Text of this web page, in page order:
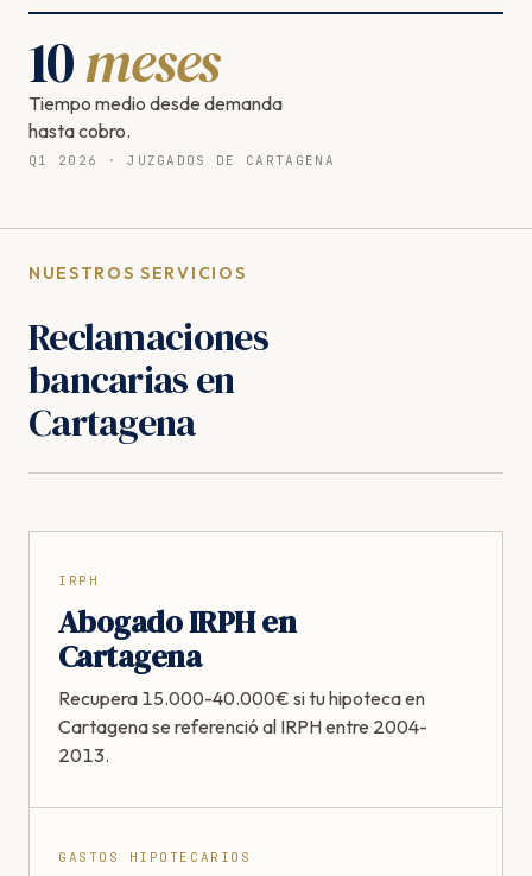
10meses
Tiempo medio desde demanda
hasta cobro.
Q1 2026 · JUZGADOS DE CARTAGENA
NUESTROS SERVICIOS
Reclamaciones
bancarias en
Cartagena
IRPH
Abogado IRPH en
Cartagena
Recupera 15.000-40.000€ si tu hipoteca en
Cartagena se referenció al IRPH entre 2004-
2013.
GASTOS HIPOTECARIOS